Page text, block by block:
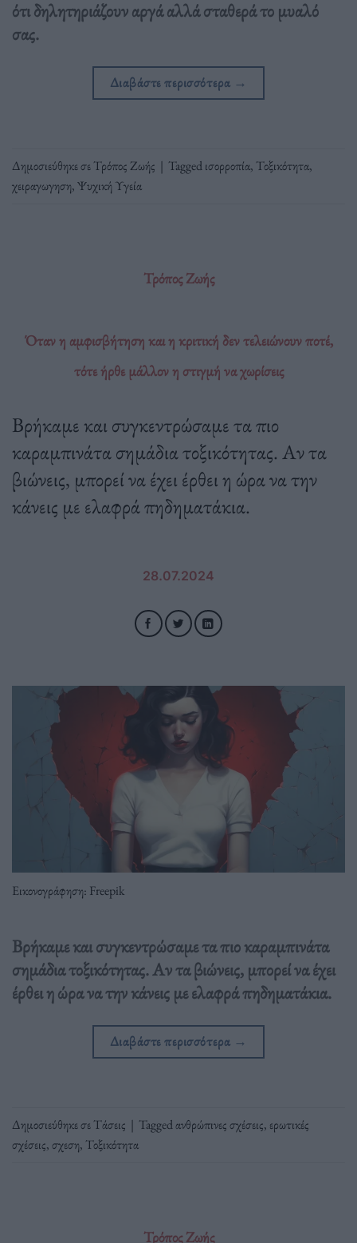
ότι δηλητηριάζουν αργά αλλά σταθερά το μυαλό
σας.
Διαβάστε περισσότερα →
Δημοσιεύθηκε σεΤρόπος Ζωής | Taggedισορροπία, Τοξικότητα,
χειραγωγηση,Ψυχική Υγεία
Τρόπος Ζωής
Όταν η αμφισβήτηση και η κριτική δεν τελειώνουν ποτέ,
τότε ήρθε μάλλον η στιγμή να χωρίσεις
Βρήκαμε και συγκεντρώσαμε τα πιο
καραμπινάτα σημάδια τοξικότητας. Αν τα
βιώνεις, μπορεί να έχει έρθει η ώρα να την
κάνεις με ελαφρά πηδηματάκια.
28.07.2024
Εικονογράφηση: Freepik
Βρήκαμε και συγκεντρώσαμε τα πιο καραμπινάτα
σημάδια τοξικότητας. Αν τα βιώνεις, μπορεί να έχει
έρθει η ώρα να την κάνεις με ελαφρά πηδηματάκια.
Διαβάστε περισσότερα →
Δημοσιεύθηκε σεΤάσεις | Taggedανθρώπινες σχέσεις, ερωτικές
σχέσεις,σχεση, Τοξικότητα
Τρόπος Ζωής